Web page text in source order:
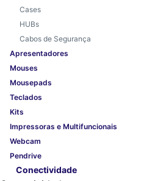
Cases
HUBs
Cabos de Segurança
Apresentadores
Mouses
Mousepads
Teclados
Kits
Impressoras e Multifuncionais
Webcam
Pendrive
Conectividade